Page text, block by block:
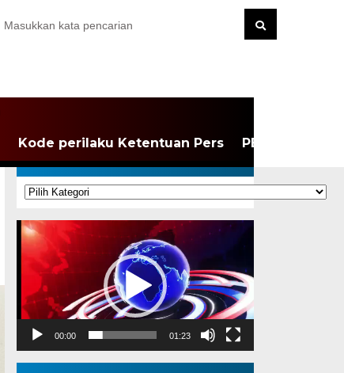
Kode perilaku Ketentuan Pers PEDOMAN
KATEGORI
Kategori
Pemutar
Video
00:00 01:23